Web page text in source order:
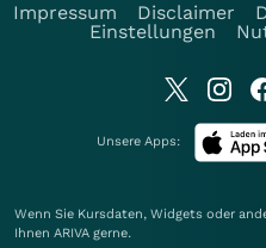
Impressum
Disclaimer
Einstellungen
Unsere Apps:
Wenn Sie Kursdaten, Widgets oder
Ihnen ARIVA gerne.